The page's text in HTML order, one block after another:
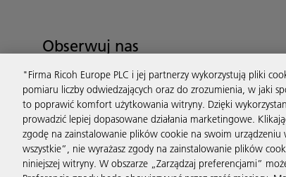
Obserwuj nas
"Firma Ricoh Europe PLC i jej partnerzy wykorzystują pliki
pomiaru liczby odwiedzających oraz do zrozumienia, w jaki
to poprawić komfort użytkowania witryny. Dzięki
prowadzić lepiej dopasowane działania marketingowe.
zgodę na zainstalowanie plików cookie na swoim urządzeniu
wszystkie”, nie wyrażasz zgody na zainstalowanie plików
niniejszej witryny. W obszarze „Zarządzaj preferencjami”